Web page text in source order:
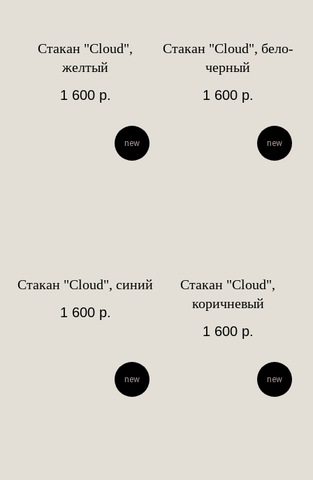
Стакан "Cloud",
желтый
1 600 р.
Стакан "Cloud", бело-
черный
1 600 р.
new
Стакан "Cloud", синий
1 600 р.
new
Стакан "Cloud",
коричневый
1 600 р.
new new